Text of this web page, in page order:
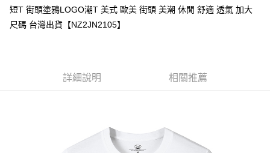
付款後全家取貨
每筆NT$60，滿NT$1,000(含以上)免運費
短T 街頭塗鴉LOGO潮T 美式 歐美 街頭 美潮 休閒 舒適 透氣 加大
尺碼 台灣出貨【NZ2JN2105】
詳細說明 相關推薦